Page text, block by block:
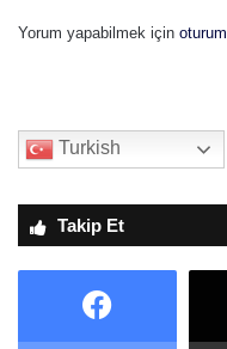
Yorum yapabilmek için
Turkish
Takip Et